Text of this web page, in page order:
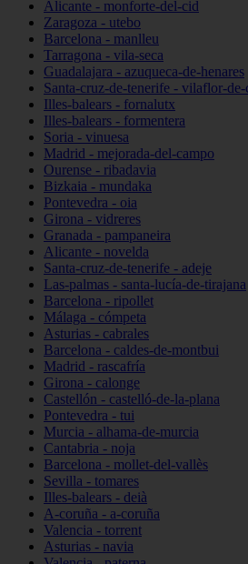
Alicante - monforte-del-cid
Zaragoza - utebo
Barcelona - manlleu
Tarragona - vila-seca
Guadalajara - azuqueca-de-henares
Santa-cruz-de-tenerife - vilaflor-de-
Illes-balears - fornalutx
Illes-balears - formentera
Soria - vinuesa
Madrid - mejorada-del-campo
Ourense - ribadavia
Bizkaia - mundaka
Pontevedra - oia
Girona - vidreres
Granada - pampaneira
Alicante - novelda
Santa-cruz-de-tenerife - adeje
Las-palmas - santa-lucía-de-tirajana
Barcelona - ripollet
Málaga - cómpeta
Asturias - cabrales
Barcelona - caldes-de-montbui
Madrid - rascafría
Girona - calonge
Castellón - castelló-de-la-plana
Pontevedra - tui
Murcia - alhama-de-murcia
Cantabria - noja
Barcelona - mollet-del-vallès
Sevilla - tomares
Illes-balears - deià
A-coruña - a-coruña
Valencia - torrent
Asturias - navia